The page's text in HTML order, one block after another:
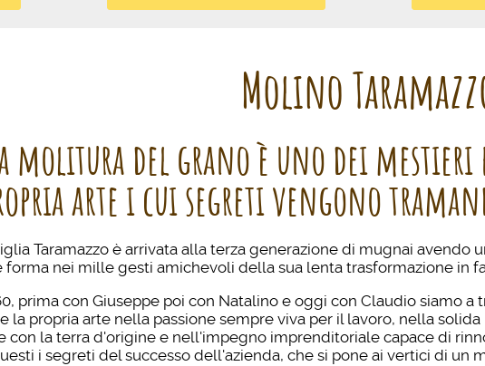
Molino
molitura del grano è uno dei
arte i cui segreti vengono
Taramazzo è arrivata alla terza generazione di mugnai avendo
forma nei mille gesti amichevoli della sua lenta trasformazione in
prima con Giuseppe poi con Natalino e oggi con Claudio siamo a
la propria arte nella passione sempre viva per il lavoro, nella
con la terra d'origine e nell'impegno imprenditoriale capace di
i segreti del successo dell'azienda, che si pone ai vertici di un